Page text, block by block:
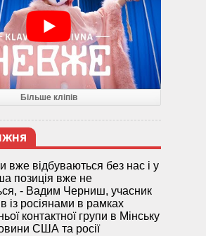
Більше кліпів
вже відбуваються без нас і у
позиція вже не
- Вадим Черниш, учасник
із росіянами в рамках
контактної групи в Мінську
США та росії